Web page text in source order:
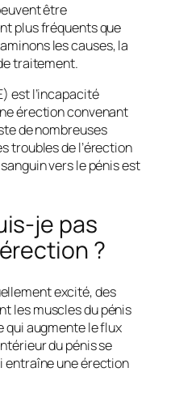
être
plus fréquents que
les causes, la
traitement.
est l’incapacité
érection convenant
de nombreuses
troubles de l’érection
vers le pénis est
je pas
?
excité, des
les muscles du pénis
qui augmente le flux
du pénis se
entraîne une érection